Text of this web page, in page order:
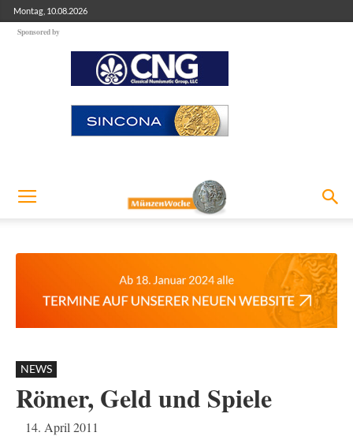
Montag, 10.08.2026
Sponsored by
NEWS
Römer, Geld und Spiele
14. April 2011